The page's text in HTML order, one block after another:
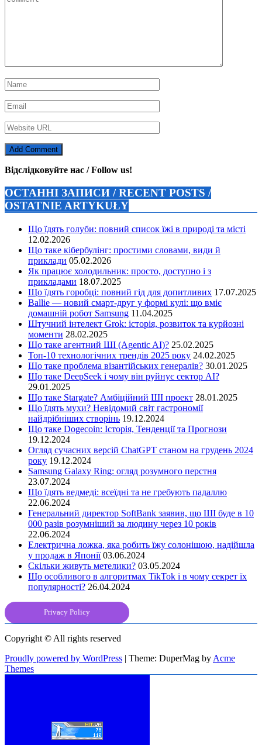
Відслідковуйте нас / Follow us!
ОСТАННІ ЗАПИСИ / RECENT POSTS /
OSTATNIE ARTYKUŁY
Що їдять голуби: повний список їжі в природі та місті
12.02.2026
Що таке кібербулінг: простими словами, види й
приклади 05.02.2026
Як працює холодильник: просто, доступно і з
прикладами 18.07.2025
Що їдять горобці: повний гід для допитливих 17.07.2025
Ballie — новий смарт-друг у формі кулі: що вміє
домашній робот Samsung 11.04.2025
Штучний інтелект Grok: історія, розвиток та курйозні
моменти 28.02.2025
Що таке агентний ШІ (Agentic AI)? 25.02.2025
Топ-10 технологічних трендів 2025 року 24.02.2025
Що таке проблема візантійських генералів? 30.01.2025
Що таке DeepSeek і чому він руйнує сектор АІ?
29.01.2025
Що таке Stargate? Амбіційний ШІ проект 28.01.2025
Що їдять мухи? Невідомий світ гастрономії
найдрібніших створінь 19.12.2024
Що таке Dogecoin: Історія, Тенденції та Прогнози
19.12.2024
Огляд сучасних версій ChatGPT станом на грудень 2024
року 19.12.2024
Samsung Galaxy Ring: огляд розумного перстня
23.07.2024
Що їдять ведмеді: всеїдні та не гребують падаллю
22.06.2024
Генеральний директор SoftBank заявив, що ШІ буде в 10
000 разів розумніший за людину через 10 років
22.06.2024
Електрична ложка, яка робить їжу солонішою, надійшла
у продаж в Японії 03.06.2024
Скільки живуть метелики? 03.05.2024
Що особливого в алгоритмах TikTok і в чому секрет їх
популярності? 26.04.2024
Privacy Policy
Copyright © All rights reserved
Proudly powered by WordPress | Theme: DuperMag by Acme
Themes